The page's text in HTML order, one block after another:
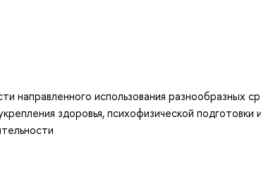
направленного использования разнообразных
здоровья, психофизической подготовки